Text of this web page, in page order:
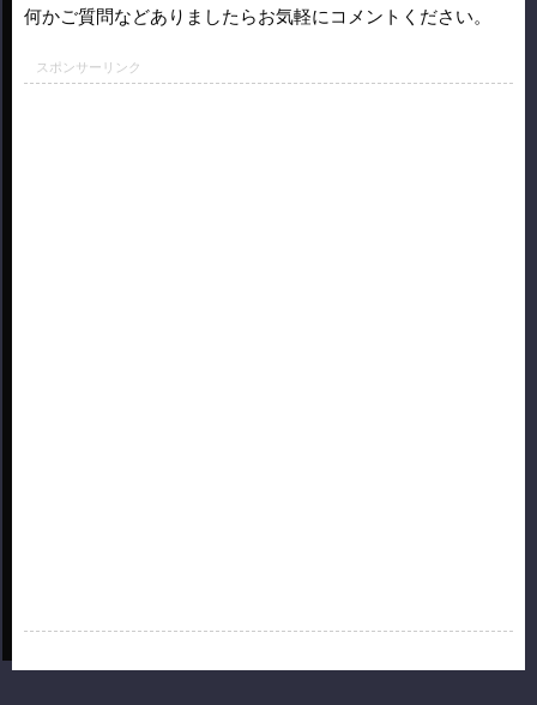
何かご質問などありましたらお気軽にコメントください。